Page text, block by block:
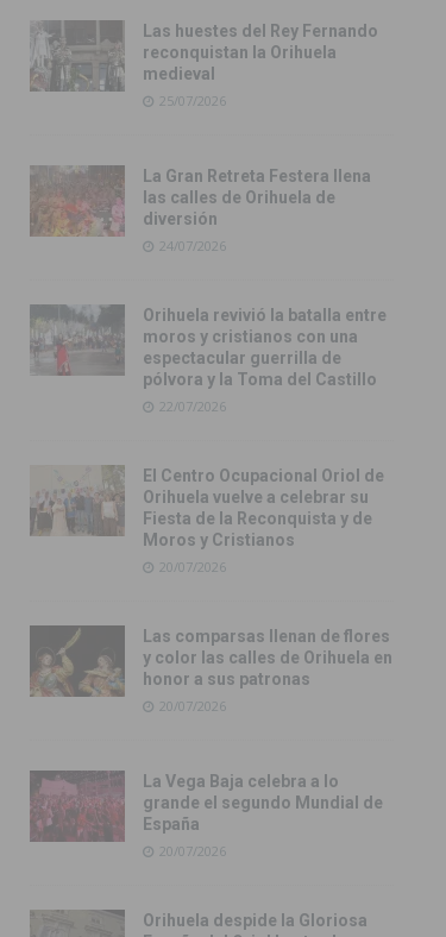
Las huestes del Rey Fernando
reconquistan la Orihuela
medieval
25/07/2026
La Gran Retreta Festera llena
las calles de Orihuela de
diversión
24/07/2026
Orihuela revivió la batalla entre
moros y cristianos con una
espectacular guerrilla de
pólvora y la Toma del Castillo
22/07/2026
El Centro Ocupacional Oriol de
Orihuela vuelve a celebrar su
Fiesta de la Reconquista y de
Moros y Cristianos
20/07/2026
Las comparsas llenan de flores
y color las calles de Orihuela en
honor a sus patronas
20/07/2026
La Vega Baja celebra a lo
grande el segundo Mundial de
España
20/07/2026
Orihuela despide la Gloriosa